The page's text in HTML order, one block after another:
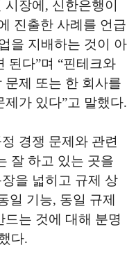
장에, 신한은행이
진출한 사례를 언급
을 지배하는 것이 아
된다”며 “핀테크와
문제 또는 한 회사를
가 있다”고 말했다.
경쟁 문제와 관련
잘 하고 있는 곳을
을 넓히고 규제 상
일 기능, 동일 규제
는 것에 대해 분명
다.